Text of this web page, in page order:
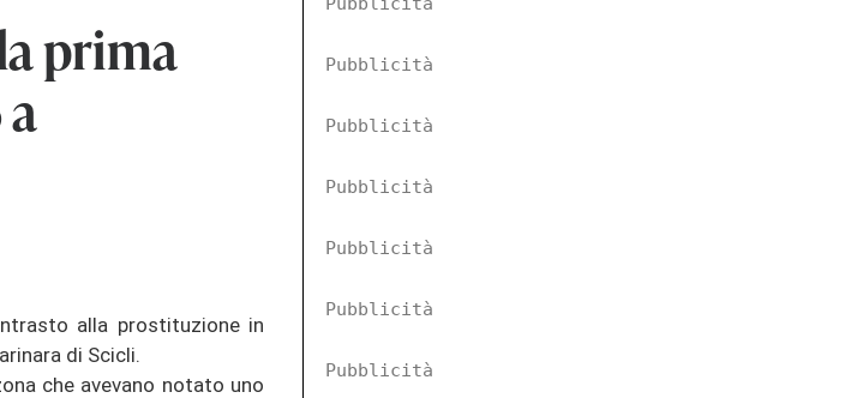
prima
alla prostituzione in
di Scicli.
che avevano notato uno
Pubblicità
Pubblicità
Pubblicità
Pubblicità
Pubblicità
Pubblicità